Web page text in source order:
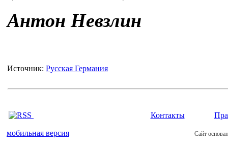
Антон Невзлин
Источник: Русская Германия
Контакты
мобильная версия Сайт